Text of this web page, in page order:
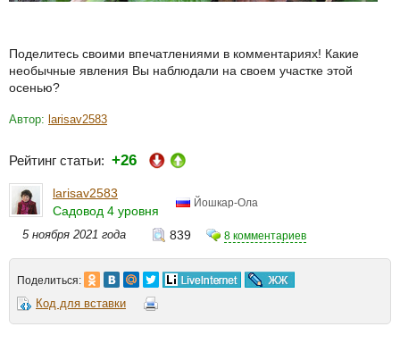
Поделитесь своими впечатлениями в комментариях! Какие
необычные явления Вы наблюдали на своем участке этой
осенью?
Автор: larisav2583
Рейтинг статьи: +26
larisav2583
Садовод 4 уровня
Йошкар-Ола
5 ноября 2021 года 839 8 комментариев
Поделиться:
Код для вставки